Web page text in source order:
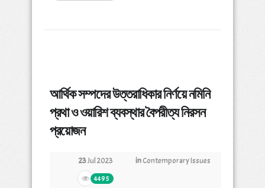
আর্থিক সম্পদের উত্তরাধিকার নির্ণয়ে নমিনি
প্রথা ও ওয়ারিশ ব্যবস্থার বৈপরীত্য নিরসন
প্রয়োজন
23Jul 2023 inContemporary Issues
4495